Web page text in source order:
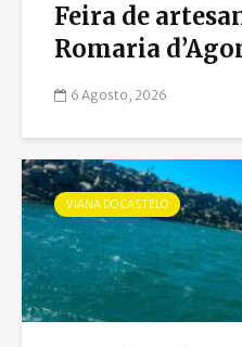
Feira de
Romaria
6 Agosto, 2026
VIANA DO CASTELO